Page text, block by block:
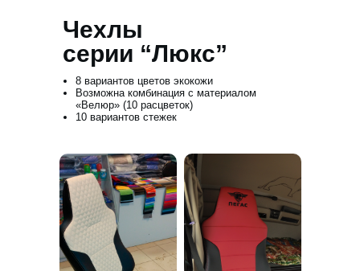
Чехлы
серии “Люкс”
8 вариантов цветов экокожи
Возможна комбинация с материалом
«Велюр» (10 расцветок)
10 вариантов стежек